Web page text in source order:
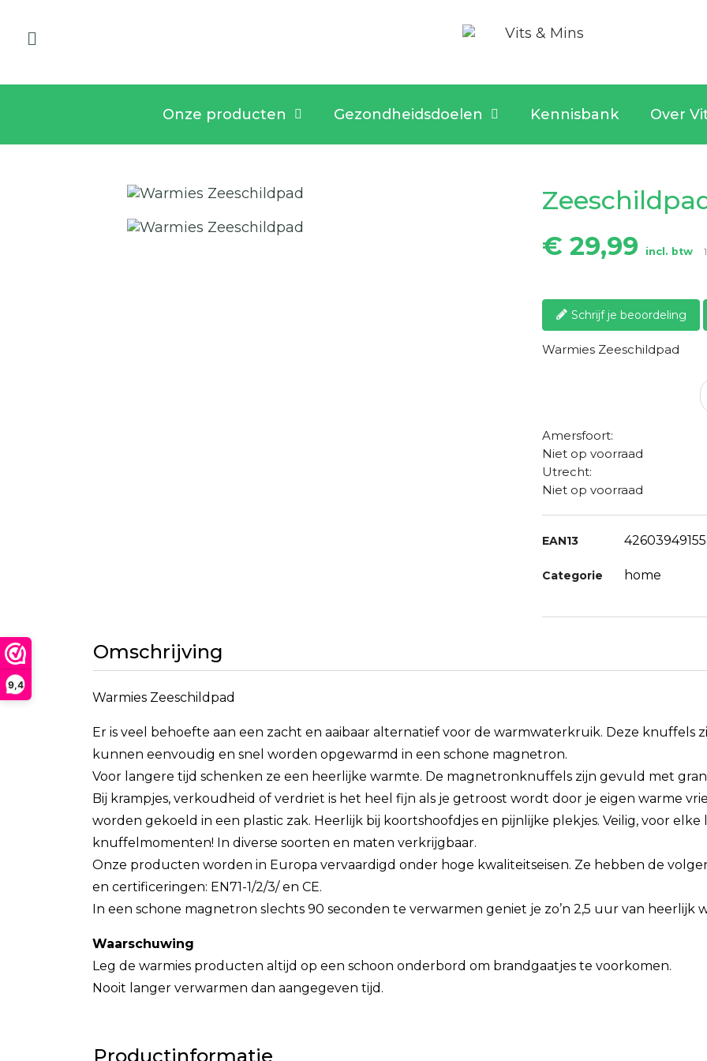
9,4
Onze producten Gezondheidsdoelen Kennisbank Over
€ 29,99
incl. btw
Schrijf je beoordeling
Warmies Zeeschildpad
Amersfoort:
Niet op voorraad
Utrecht:
Niet op voorraad
EAN13
Categorie home
Omschrijving
Warmies Zeeschildpad
Er is veel behoefte aan een zacht en aaibaar alternatief voor de warmwaterkruik. Deze knuffels
kunnen eenvoudig en snel worden opgewarmd in een schone magnetron.
Voor langere tijd schenken ze een heerlijke warmte. De magnetronknuffels zijn gevuld met
Bij krampjes, verkoudheid of verdriet is het heel fijn als je getroost wordt door je eigen warme
worden gekoeld in een plastic zak. Heerlijk bij koortshoofdjes en pijnlijke plekjes. Veilig, voor
knuffelmomenten! In diverse soorten en maten verkrijgbaar.
Onze producten worden in Europa vervaardigd onder hoge kwaliteitseisen. Ze hebben de
en certificeringen: EN71-1/2/3/ en CE.
In een schone magnetron slechts 90 seconden te verwarmen geniet je zo’n 2,5 uur van heerlijk
Waarschuwing
Leg de warmies producten altijd op een schoon onderbord om brandgaatjes te voorkomen.
Nooit langer verwarmen dan aangegeven tijd.
Productinformatie